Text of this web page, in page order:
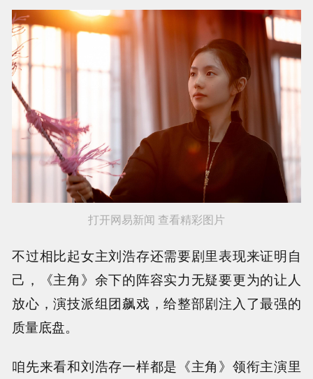
打开网易新闻 查看精彩图片
不过相比起女主刘浩存还需要剧里表现来证明自
己，《主角》余下的阵容实力无疑要更为的让人
放心，演技派组团飙戏，给整部剧注入了最强的
质量底盘。
咱先来看和刘浩存一样都是《主角》领衔主演里